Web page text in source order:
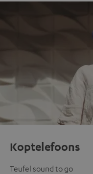
Koptelefoons
Teufel sound to go